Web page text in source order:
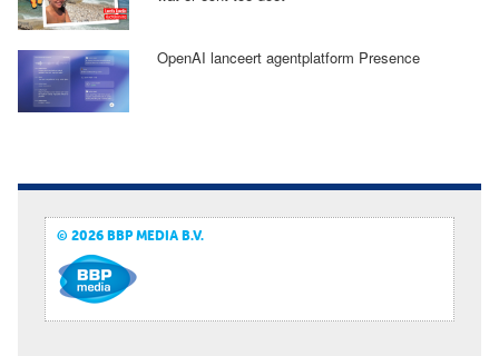
OpenAI lanceert agentplatform Presence
© 2026 BBP MEDIA B.V.